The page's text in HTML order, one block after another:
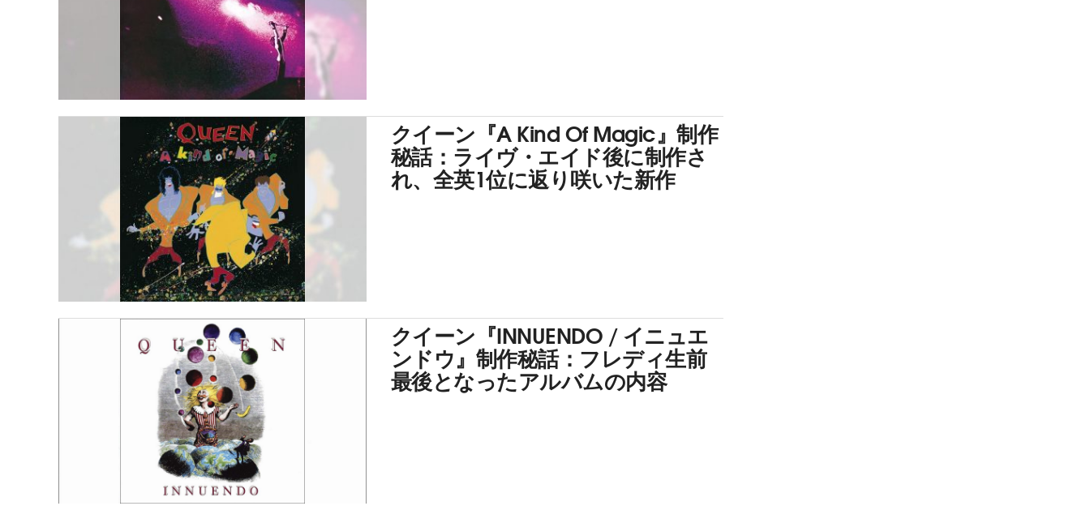
クイーン『A Kind Of Magic』制作
秘話：ライヴ・エイド後に制作さ
れ、全英1位に返り咲いた新作
クイーン『INNUENDO / イニュエ
ンドウ』制作秘話：フレディ生前
最後となったアルバムの内容